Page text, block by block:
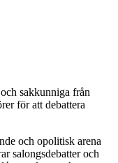
sakkunniga från
för att debattera
och opolitisk arena
salongsdebatter och